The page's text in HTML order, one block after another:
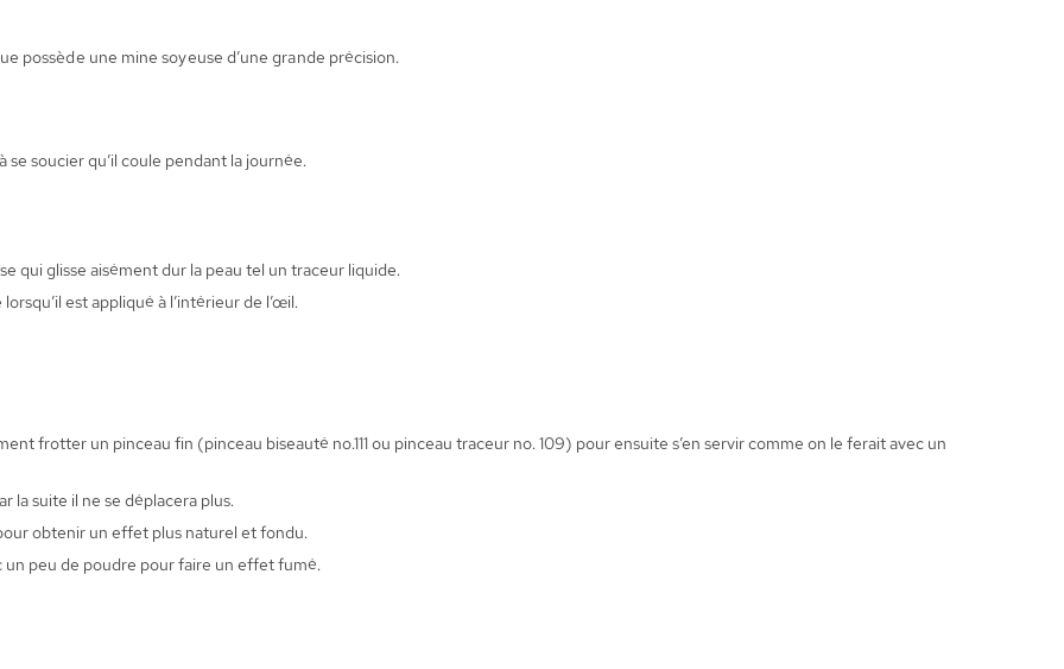
possède une mine soyeuse d’une grande précision.
soucier qu’il coule pendant la journée.
qui glisse aisément dur la peau tel un traceur liquide.
est appliqué à l’intérieur de l’œil.
frotter un pinceau fin (pinceau biseauté no.111 ou pinceau traceur no. 109) pour ensuite s’en servir comme on le ferait avec un
la suite il ne se déplacera plus.
obtenir un effet plus naturel et fondu.
un peu de poudre pour faire un effet fumé.